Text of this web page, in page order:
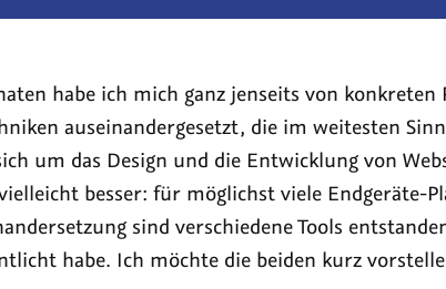
habe ich mich ganz jenseits von
auseinandergesetzt, die im weitesten
um das Design und die Entwicklung von
besser: für möglichst viele Endgeräte-
sind verschiedene Tools
habe. Ich möchte die beiden kurz